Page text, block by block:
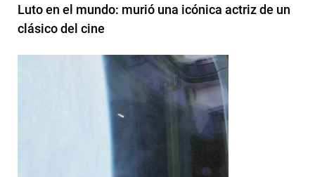
Luto en el mundo: murió una icónica actriz de un
clásico del cine